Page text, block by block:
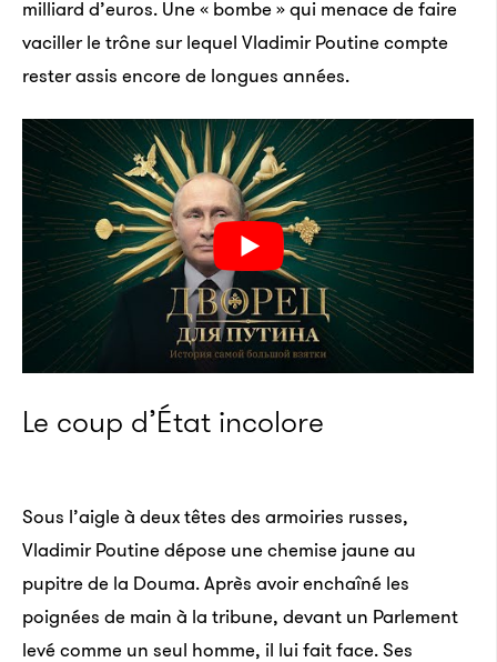
milliard d’euros. Une « bombe » qui menace de faire
vaciller le trône sur lequel Vladimir Poutine compte
rester assis encore de longues années.
Le coup d’État incolore
Sous l’aigle à deux têtes des armoiries russes,
Vladimir Poutine dépose une chemise jaune au
pupitre de la Douma. Après avoir enchaîné les
poignées de main à la tribune, devant un Parlement
levé comme un seul homme, il lui fait face. Ses